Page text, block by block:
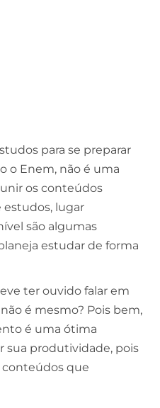
para se preparar
o Enem, não é uma
os conteúdos
estudos, lugar
são algumas
estudar de forma
ter ouvido falar em
é mesmo? Pois bem,
é uma ótima
sua produtividade, pois
conteúdos que